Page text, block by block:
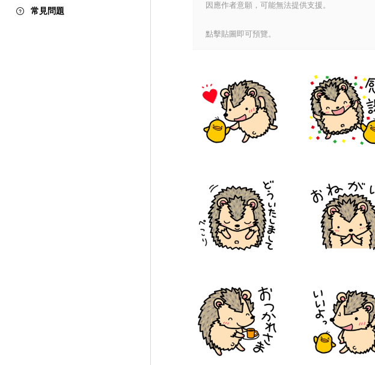
常見問題
因應作者意願，可能無法提供支援。
點擊貼圖即可預覽。